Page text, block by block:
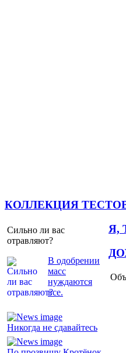
КОЛЛЕКЦИЯ
Сильно ли вас
отравляют?
В одобрении
масс
нуждаются
все.
Я,
Никогда не сдавайтесь